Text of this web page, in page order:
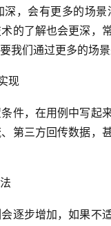
，会有更多的场
的了解也会更深，
我们通过更多的场景
现
件，在用例中写起
第三方回传数据，
逐步增加，如果不